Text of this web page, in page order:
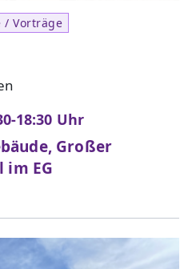
/ Vorträge
18:30 Uhr
Großer
im EG